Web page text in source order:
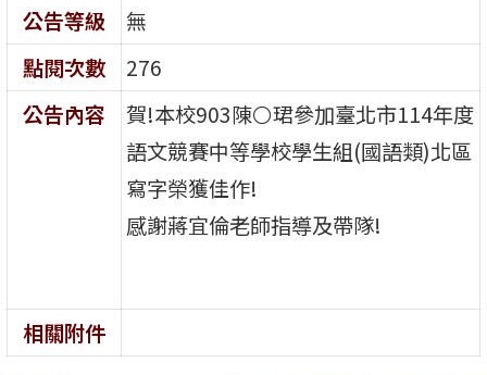
公告等級
無
點閱次數
276
公告內容
賀!本校903陳⚪珺參加臺北市114年度
語文競賽中等學校學生組(國語類)北區
寫字榮獲佳作!
感謝蔣宜倫老師指導及帶隊!
相關附件